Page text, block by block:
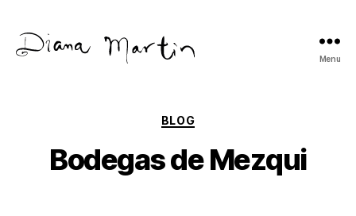
Menu
Categories
BLOG
Bodegas de Mezqui